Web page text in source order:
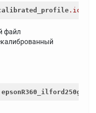
.icc
файл